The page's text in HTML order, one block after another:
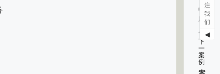
品
应
用：
下
一
案
例
注
我
们
◀